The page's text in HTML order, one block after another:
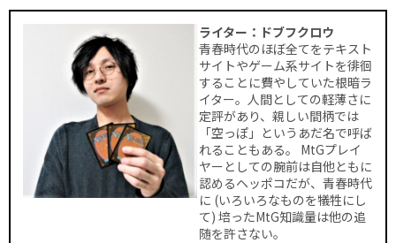
ライター：ドブフクロウ
青春時代のほぼ全てをテキスト
サイトやゲーム系サイトを徘徊
することに費やしていた根暗ラ
イター。人間としての軽薄さに
定評があり、親しい間柄では
「空っぽ」というあだ名で呼ば
れることもある。 MtGプレイ
ヤーとしての腕前は自他ともに
認めるヘッポコだが、青春時代
に (いろいろなものを犠牲にし
て) 培ったMtG知識量は他の追
随を許さない。